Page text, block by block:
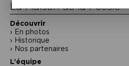
La Maison de la Poésie
Découvrir
En photos
Historique
Nos partenaires
L’équipe